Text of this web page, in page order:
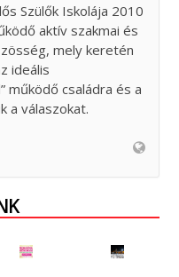
Szülők Iskolája 2010
aktív szakmai és
mely keretén
ideális
működő családra és a
a válaszokat.